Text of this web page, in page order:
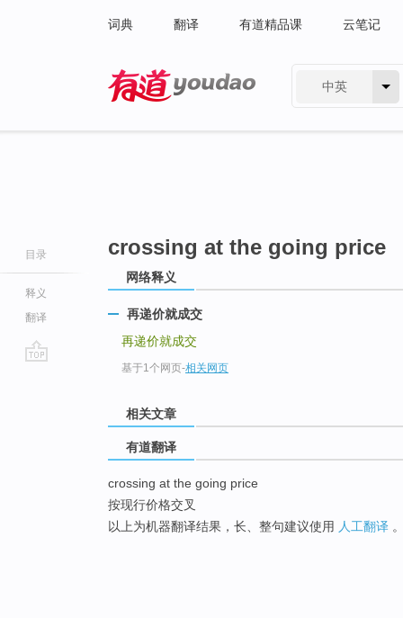
词典 翻译 有道精品课 云笔记
中英
目录
释义
翻译
crossing at the going price
网络释义
再递价就成交
再递价就成交
基于1个网页-相关网页
相关文章
有道翻译
crossing at the going price
按现行价格交叉
以上为机器翻译结果，长、整句建议使用 人工翻译